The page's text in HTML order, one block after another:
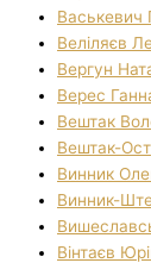
Васькевич
Веліляєв
Вергун
Верес
Вештак
Вештак-
Винник
Винник-
Вінтаєв